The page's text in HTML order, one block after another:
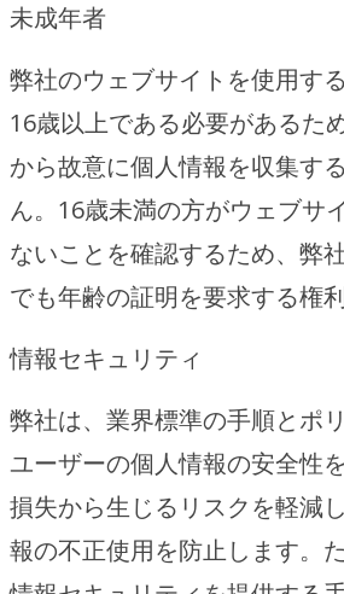
未成年者
弊社のウェブサイトを使用す
16歳以上である必要があるた
から故意に個人情報を収集す
ん。16歳未満の方がウェブサ
ないことを確認するため、弊
でも年齢の証明を要求する権
情報セキュリティ
弊社は、業界標準の手順とポ
ユーザーの個人情報の安全性
損失から生じるリスクを軽減
報の不正使用を防止します。